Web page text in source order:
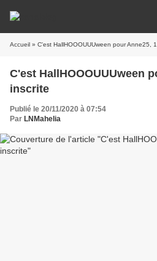
Accueil » C'est HallHOOOUUUween pour Anne25,
C'est HallHOOOUUUween
inscrite
Publié le 20/11/2020 à 07:54
Par LNMahelia